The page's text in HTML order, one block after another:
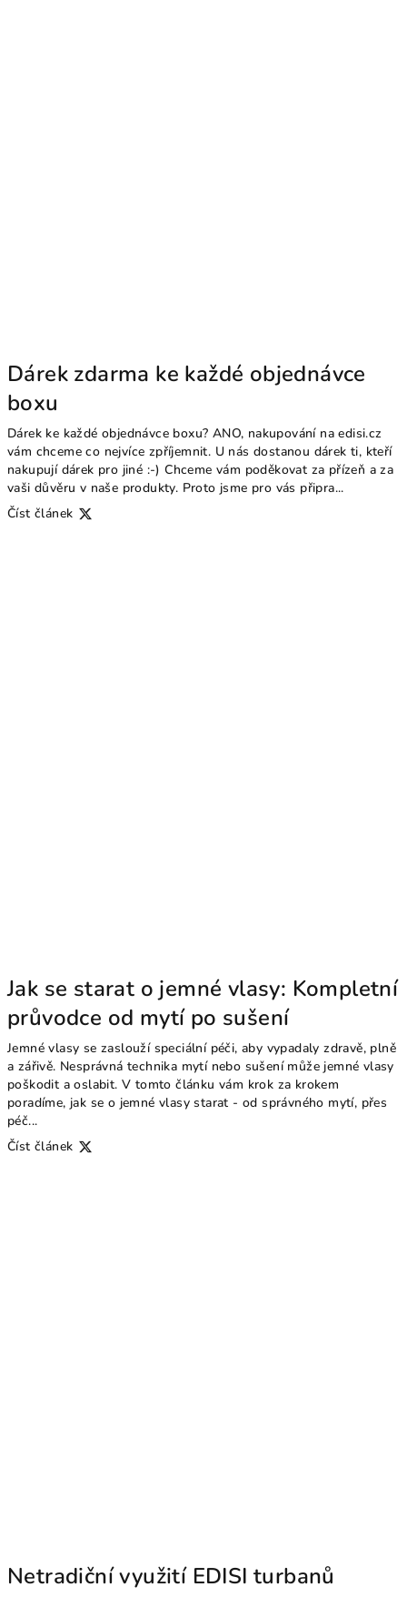
Dárek zdarma ke každé objednávce
boxu
Dárek ke každé objednávce boxu? ANO, nakupování na edisi.cz
vám chceme co nejvíce zpříjemnit. U nás dostanou dárek ti, kteří
nakupují dárek pro jiné :-) Chceme vám poděkovat za přízeň a za
vaši důvěru v naše produkty. Proto jsme pro vás připra...
Číst článek
Jak se starat o jemné vlasy: Kompletní
průvodce od mytí po sušení
Jemné vlasy se zaslouží speciální péči, aby vypadaly zdravě, plně
a zářivě. Nesprávná technika mytí nebo sušení může jemné vlasy
poškodit a oslabit. V tomto článku vám krok za krokem
poradíme, jak se o jemné vlasy starat - od správného mytí, přes
péč...
Číst článek
Netradiční využití EDISI turbanů